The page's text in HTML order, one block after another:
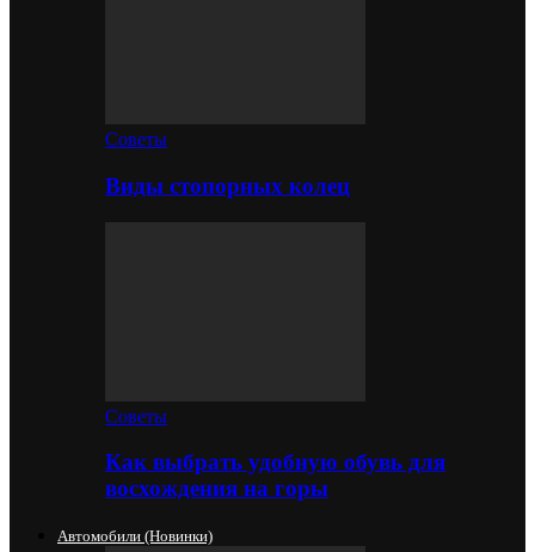
Советы
Виды стопорных колец
Советы
Как выбрать удобную обувь для
восхождения на горы
Автомобили (новинки)